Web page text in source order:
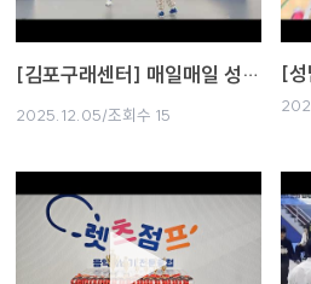
[김포구래센터] 매일매일 성장하는 렛쩜이들 ❤️
2025.12.05/조회수 15